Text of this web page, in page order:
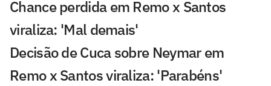
Chance perdida em Remo x Santos
viraliza: 'Mal demais'
Decisão de Cuca sobre Neymar em
Remo x Santos viraliza: 'Parabéns'